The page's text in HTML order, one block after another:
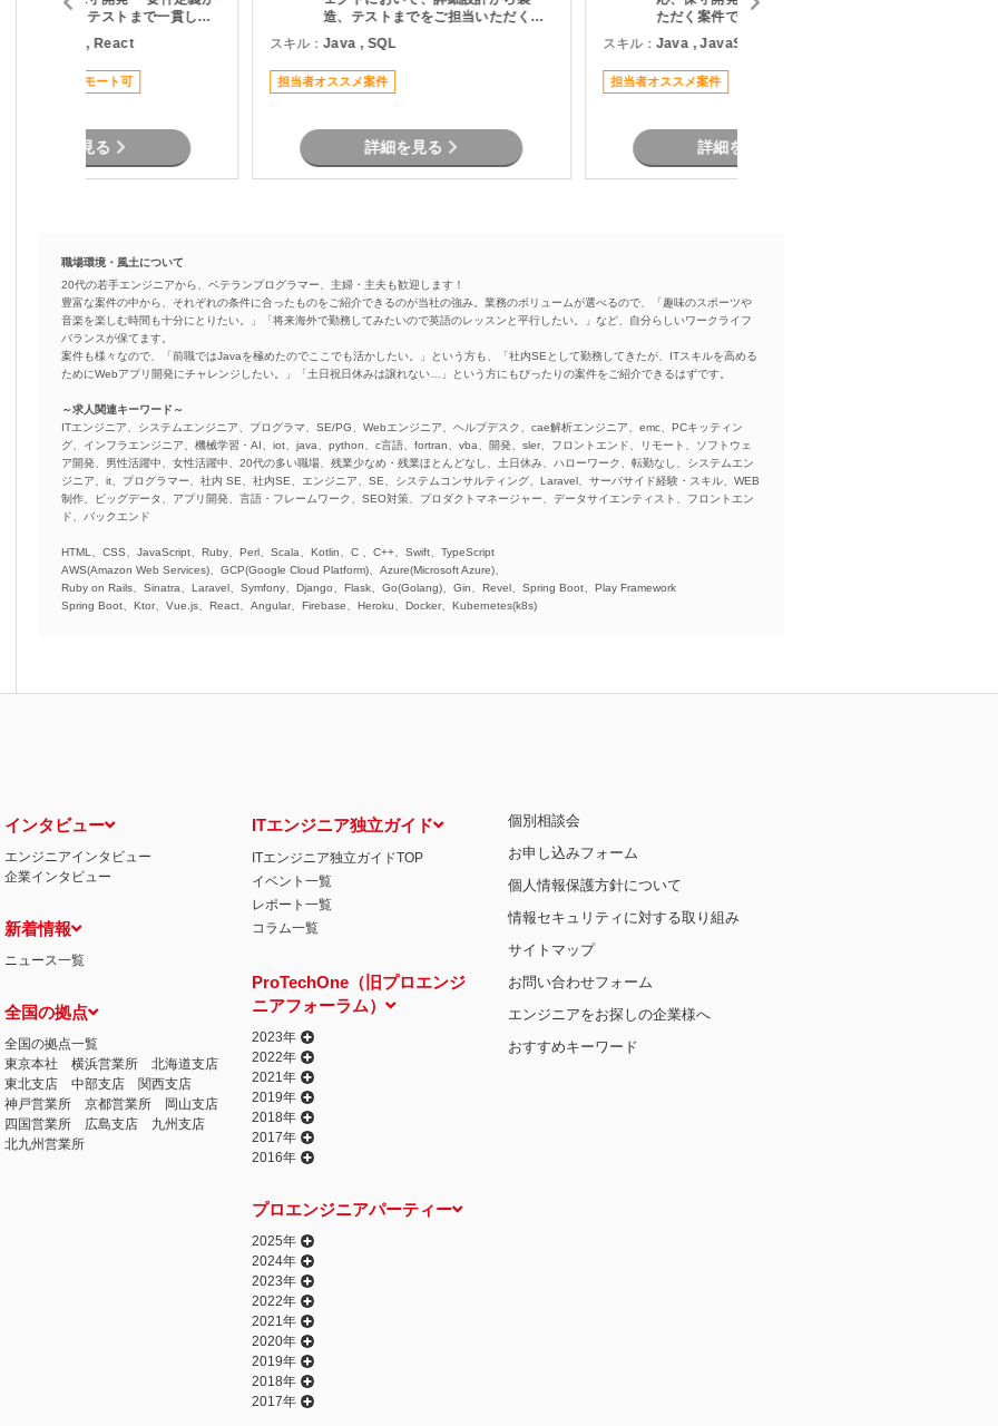
設計、開発、テストまで一貫して
当 ・API仕様書を基にしたDB設
・ロジック設計 ・設計書作成およ
各種レビュー対応 ・プロジェクト
理支援（進捗・課題管理、関係者
, Python , React
リモート可
詳細を見る
造、テストまでをご担当いただく案
件です。 既存システムの機能追加や
改修を中心に対応いただき、長期的
にプロジェクトへ参画できる環境と
なっています。 物流システムの経験
スキル：Java , SQL
担当者オススメ案件
詳細を見る
ただく案件です。 利用部門と直接コ
ミュニケーションを取りながら、調
査・原因分析・改修対応を実施して
いただきます。 設計から保守運用ま
で幅広い経験を活かせるため、Web
スキル： Java , JavaScript , SQL
担当者オススメ案件
詳細を見る
職場環境・風土について
20代の若手エンジニアから、ベテランプログラマー、主婦・主夫も歓迎します！
豊富な案件の中から、それぞれの条件に合ったものをご紹介できるのが当社の強み。業務のボリュームが選べるので、「趣味のスポーツや
音楽を楽しむ時間も十分にとりたい。」「将来海外で勤務してみたいので英語のレッスンと平行したい。」など、自分らしいワークライフ
バランスが保てます。
案件も様々なので、「前職ではJavaを極めたのでここでも活かしたい。」という方も、「社内SEとして勤務してきたが、ITスキルを高める
ためにWebアプリ開発にチャレンジしたい。」「土日祝日休みは譲れない…」という方にもぴったりの案件をご紹介できるはずです。
～求人関連キーワード～
ITエンジニア、システムエンジニア、プログラマ、SE/PG、Webエンジニア、ヘルプデスク、cae解析エンジニア、emc、PCキッティン
グ、インフラエンジニア、機械学習・AI、iot、java、python、c言語、fortran、vba、開発、sler、フロントエンド、リモート、ソフトウェ
ア開発、男性活躍中、女性活躍中、20代の多い職場、残業少なめ・残業ほとんどなし、土日休み、ハローワーク、転勤なし、システムエン
ジニア、it、プログラマー、社内 SE、社内SE、エンジニア、SE、システムコンサルティング、Laravel、サーバサイド経験・スキル、WEB
制作、ビッグデータ、アプリ開発、言語・フレームワーク、SEO対策、プロダクトマネージャー、データサイエンティスト、フロントエン
ド、バックエンド
HTML、CSS、JavaScript、Ruby、Perl、Scala、Kotlin、C 、C++、Swift、TypeScript
AWS(Amazon Web Services)、GCP(Google Cloud Platform)、Azure(Microsoft Azure)、
Ruby on Rails、Sinatra、Laravel、Symfony、Django、Flask、Go(Golang)、Gin、Revel、Spring Boot、Play Framework
Spring Boot、Ktor、Vue.js、React、Angular、Firebase、Heroku、Docker、Kubernetes(k8s)
インタビュー
エンジニアインタビュー
企業インタビュー
新着情報
ニュース一覧
全国の拠点
全国の拠点一覧
東京本社
横浜営業所
北海道支店
東北支店
中部支店
関西支店
神戸営業所
京都営業所
岡山支店
四国営業所
広島支店
九州支店
北九州営業所
ITエンジニア独立ガイド
ITエンジニア独立ガイドTOP
イベント一覧
レポート一覧
コラム一覧
ProTechOne（旧プロエンジ
ニアフォーラム）
2023年
2022年
2021年
2019年
2018年
2017年
2016年
プロエンジニアパーティー
2025年
2024年
2023年
2022年
2021年
2020年
2019年
2018年
2017年
個別相談会
お申し込みフォーム
個人情報保護方針について
情報セキュリティに対する取り組み
サイトマップ
お問い合わせフォーム
エンジニアをお探しの企業様へ
おすすめキーワード